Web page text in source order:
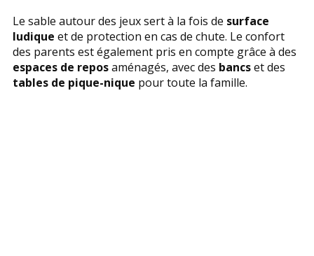
Le sable autour des jeux sert à la fois de surface
ludique et de protection en cas de chute. Le confort
des parents est également pris en compte grâce à des
espaces de reposaménagés, avec des bancset des
tables de pique-nique pour toute la famille.